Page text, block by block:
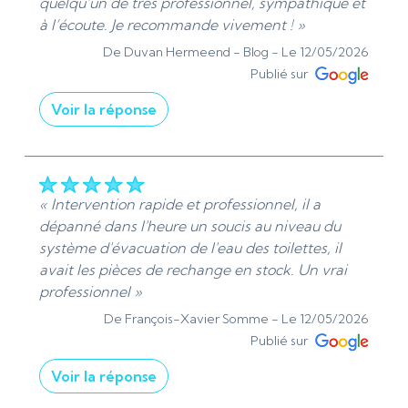
chauffage - Installation et dépannage »
De ADS Sanitaire 95 - Le 14/05/2026
à l’écoute. Je recommande vivement ! »
De Duvan Hermeend - Blog - Le 12/05/2026
Publié sur
Voir la réponse
pour votre retour positif. Votre satisfaction est
une grande motivation pour continuer à offrir un
service de qualité. Merci pour votre
recommandation demande dépannage
plomberie. Cordialement, Denis de Ads
Sanitaire 95 | Plomberie et chauffage -
Installation et dépannage »
De ADS Sanitaire 95 - Le 12/05/2026
« Intervention rapide et professionnel, il a
dépanné dans l'heure un soucis au niveau du
système d'évacuation de l'eau des toilettes, il
avait les pièces de rechange en stock. Un vrai
professionnel »
De François-Xavier Somme - Le 12/05/2026
Publié sur
Voir la réponse